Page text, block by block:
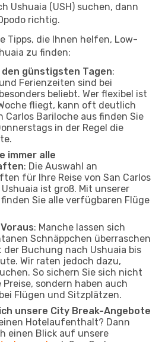
Ushuaia (USH) suchen, dann
richtig.
Tipps, die Ihnen helfen, Low-
zu finden:
den günstigsten Tagen:
Ferienzeiten sind bei
beliebt. Wer flexibel ist
fliegt, kann oft deutlich
Carlos Bariloche aus finden Sie
in der Regel die
immer alle
: Die Auswahl an
für Ihre Reise von San Carlos
ist groß. Mit unserer
Sie alle verfügbaren Flüge
: Manche lassen sich
Schnäppchen überraschen
Buchung nach Ushuaia bis
Wir raten jedoch dazu,
So sichern Sie sich nicht
sondern haben auch
Flügen und Sitzplätzen.
unsere City Break-Angebote
Hotelaufenthalt? Dann
einen Blick auf unsere